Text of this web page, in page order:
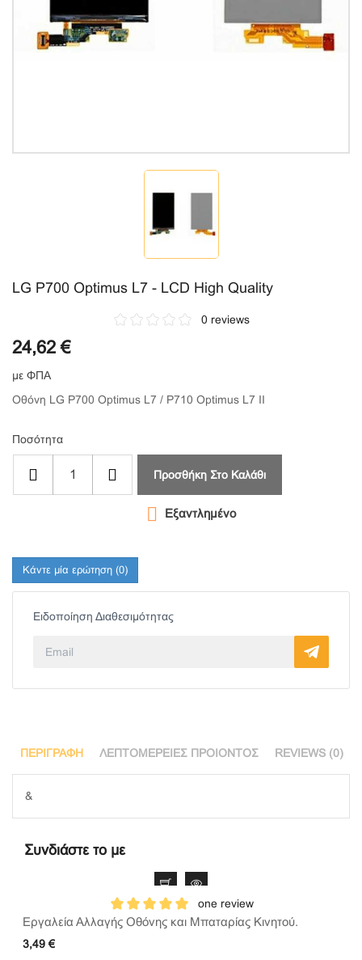
LG P700 Optimus L7 - LCD High Quality
0 reviews
24,62 €
με ΦΠΑ
Οθόνη LG P700 Optimus L7 / P710 Optimus L7 II
Ποσότητα
Προσθήκη Στο Καλάθι
 Εξαντλημένο
Κάντε μία ερώτηση (0)
Ειδοποίηση Διαθεσιμότητας
ΠΕΡΙΓΡΑΦΉ ΛΕΠΤΟΜΈΡΕΙΕΣ ΠΡΟΙΌΝΤΟΣ REVIEWS (0)
&
Συνδιάστε το με
one review
Εργαλεία Αλλαγής Οθόνης και Μπαταρίας Κινητού.
3,49 €